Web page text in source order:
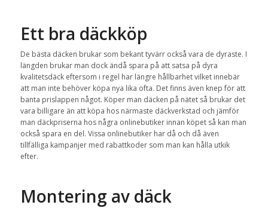
Ett bra däckköp
De bästa däcken brukar som bekant tyvärr också vara de dyraste. I
längden brukar man dock ändå spara på att satsa på dyra
kvalitetsdäck eftersom i regel har längre hållbarhet vilket innebär
att man inte behöver köpa nya lika ofta. Det finns även knep för att
banta prislappen något. Köper man däcken på nätet så brukar det
vara billigare än att köpa hos närmaste däckverkstad och jämför
man däckpriserna hos några onlinebutiker innan köpet så kan man
också spara en del. Vissa onlinebutiker har då och då även
tillfälliga kampanjer med rabattkoder som man kan hålla utkik
efter.
Montering av däck